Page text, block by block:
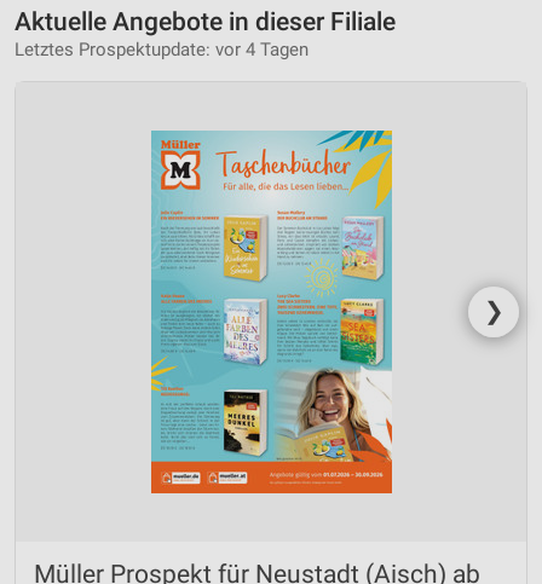
Aktuelle Angebote in dieser Filiale
Letztes Prospektupdate: vor 4 Tagen
❯
Müller Prospekt für Neustadt (Aisch) ab